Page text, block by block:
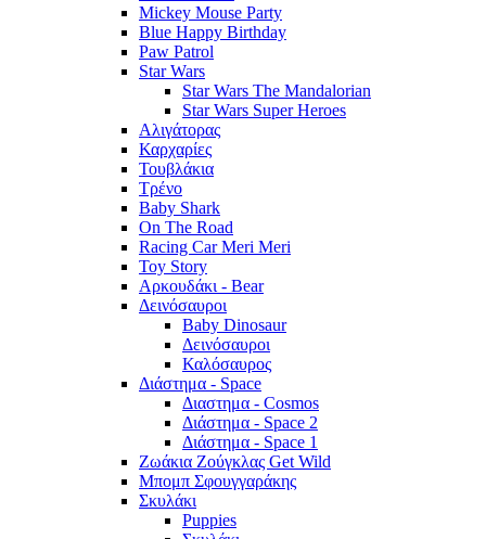
Mickey Mouse Party
Blue Happy Birthday
Paw Patrol
Star Wars
Star Wars The Mandalorian
Star Wars Super Heroes
Αλιγάτορας
Καρχαρίες
Τουβλάκια
Τρένο
Baby Shark
On The Road
Racing Car Meri Meri
Toy Story
Αρκουδάκι - Bear
Δεινόσαυροι
Baby Dinosaur
Δεινόσαυροι
Καλόσαυρος
Διάστημα - Space
Διαστημα - Cosmos
Διάστημα - Space 2
Διάστημα - Space 1
Ζωάκια Ζούγκλας Get Wild
Μπομπ Σφουγγαράκης
Σκυλάκι
Puppies